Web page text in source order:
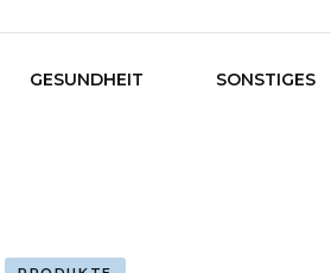
GESUNDHEIT SONSTIGES